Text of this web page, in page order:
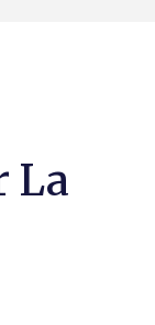
La